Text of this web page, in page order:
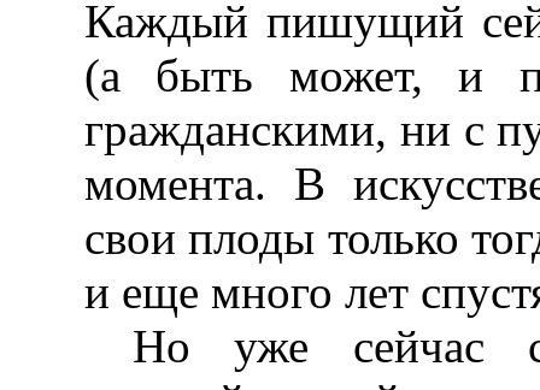
Каждый пишущий
(а быть может, и
гражданскими, ни с
момента. В
свои плоды только
и еще много лет
Но уже сейчас